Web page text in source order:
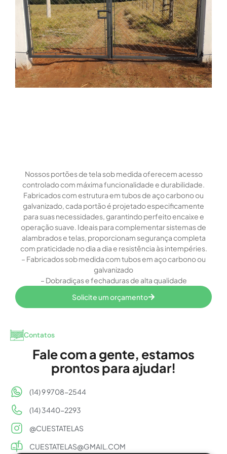
Nossos portões de tela sob medida oferecem acesso
controlado com máxima funcionalidade e durabilidade.
Fabricados com estrutura em tubos de aço carbono ou
galvanizado, cada portão é projetado especificamente
para suas necessidades, garantindo perfeito encaixe e
operação suave. Ideais para complementar sistemas de
alambrados e telas, proporcionam segurança completa
com praticidade no dia a dia e resistência às intempéries.
– Fabricados sob medida com tubos em aço carbono ou
galvanizado
– Dobradiças e fechaduras de alta qualidade
Solicite um orçamento
Contatos
Fale com a gente, estamos
prontos para ajudar!
(14) 9 9708-2544
(14) 3440-2293
@CUESTATELAS
CUESTATELAS@GMAIL.COM